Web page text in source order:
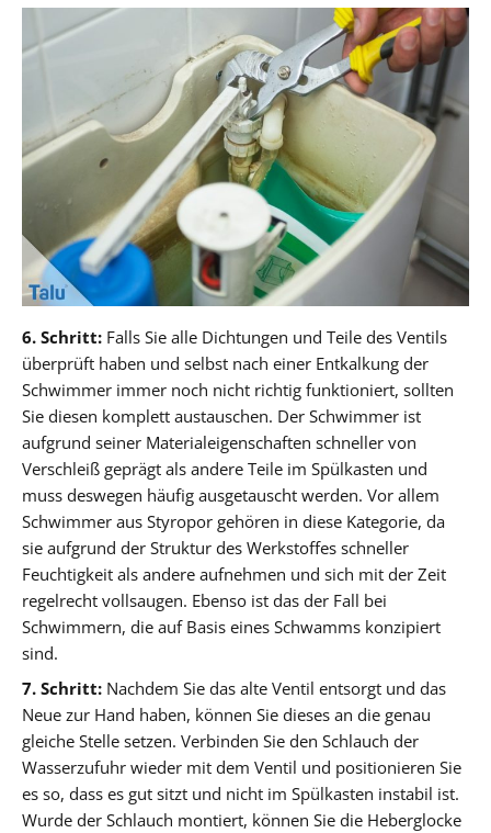
6. Schritt: Falls Sie alle Dichtungen und Teile des Ventils
überprüft haben und selbst nach einer Entkalkung der
Schwimmer immer noch nicht richtig funktioniert, sollten
Sie diesen komplett austauschen. Der Schwimmer ist
aufgrund seiner Materialeigenschaften schneller von
Verschleiß geprägt als andere Teile im Spülkasten und
muss deswegen häufig ausgetauscht werden. Vor allem
Schwimmer aus Styropor gehören in diese Kategorie, da
sie aufgrund der Struktur des Werkstoffes schneller
Feuchtigkeit als andere aufnehmen und sich mit der Zeit
regelrecht vollsaugen. Ebenso ist das der Fall bei
Schwimmern, die auf Basis eines Schwamms konzipiert
sind.
7. Schritt: Nachdem Sie das alte Ventil entsorgt und das
Neue zur Hand haben, können Sie dieses an die genau
gleiche Stelle setzen. Verbinden Sie den Schlauch der
Wasserzufuhr wieder mit dem Ventil und positionieren Sie
es so, dass es gut sitzt und nicht im Spülkasten instabil ist.
Wurde der Schlauch montiert, können Sie die Heberglocke